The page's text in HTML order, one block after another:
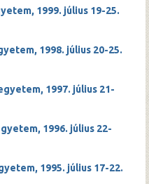
1999. július 19-25.
1998. július 20-25.
1997. július 21-
1996. július 22-
1995. július 17-22.